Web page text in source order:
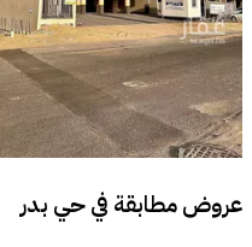
عروض مطابقة فيحي بدر